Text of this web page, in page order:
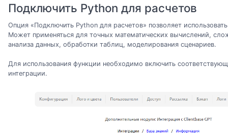
Подключить Python для расчетов
Опция «Подключить Python для расчетов» позволяет
Может применяться для точных математических вычислений,
анализа данных, обработки таблиц, моделирования сценариев.
Для использования функции необходимо включить
интеграции.